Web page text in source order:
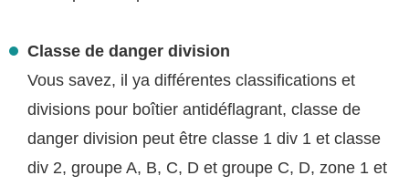
Classe de danger division
Vous savez, il ya différentes classifications et
divisions pour boîtier antidéflagrant, classe de
danger division peut être classe 1 div 1 et classe
div 2, groupe A, B, C, D et groupe C, D, zone 1 et